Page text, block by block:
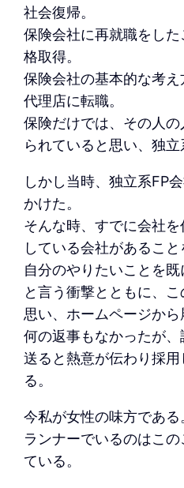
社会復帰。
保険会社に再就職をし
格取得。
保険会社の基本的な考
代理店に転職。
保険だけでは、その人
られていると思い、独立
しかし当時、独立系FP
かけた。
そんな時、すでに会社
している会社があること
自分のやりたいことを
と言う衝撃とともに、
思い、ホームページから
何の返事もなかったが
送ると熱意が伝わり採
る。
今私が女性の味方であ
ランナーでいるのはこ
ている。